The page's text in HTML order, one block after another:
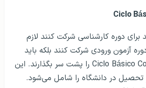
دوره کارشناسی شرکت کنند لازم
آزمون ورودی شرکت کنند بلکه باید
مرحله عمومی Ciclo Básico Común را پشت سر بگذارند. این
تحصیل در دانشگاه را شامل می‌شود.